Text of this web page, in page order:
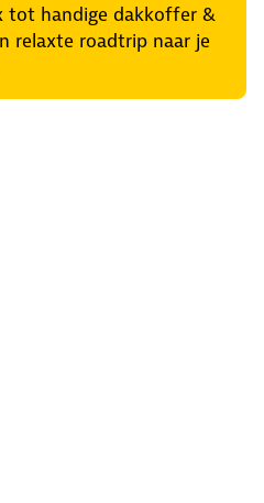
tot handige dakkoffer &
relaxte roadtrip naar je